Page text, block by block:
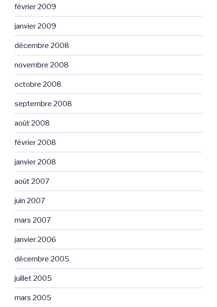
février 2009
janvier 2009
décembre 2008
novembre 2008
octobre 2008
septembre 2008
août 2008
février 2008
janvier 2008
août 2007
juin 2007
mars 2007
janvier 2006
décembre 2005
juillet 2005
mars 2005